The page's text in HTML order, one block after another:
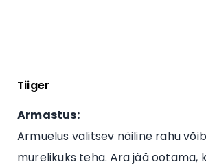
Tiiger
Armastus:
Armuelus valitsev näiline rahu
murelikuks teha. Ära jää ootama,